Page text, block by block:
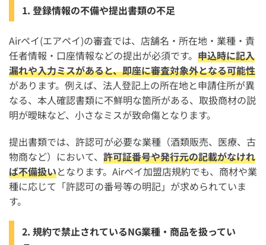
1. 登録情報の不備や提出書類の不足
Airペイ(エアペイ)の審査では、店舗名・所在地・業種・責
任者情報・口座情報などの提出が必須です。 申込時に記入
漏れや入力ミスがあると、即座に審査対象外となる可能性
があります。例えば、法人登記上の所在地と申請住所が異
なる、本人確認書類に不鮮明な箇所がある、取扱商材の説
明が曖昧など、小さなミスが致命傷となります。
提出書類では、許認可が必要な業種（酒類販売、医療、古
物商など）において、 許可証番号や発行元の記載がなけれ
ば不備扱いとなります。Airペイ加盟店規約でも、商材や業
種に応じて「許認可の番号等の明記」が求められていま
す。
2. 規約で禁止されているNG業種・商品を扱ってい